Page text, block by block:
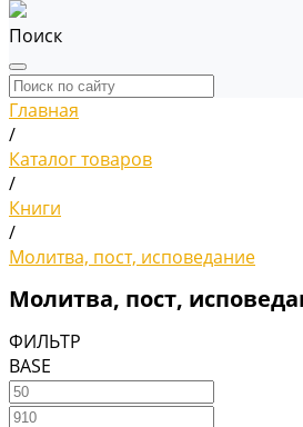
Поиск
Главная
/
Каталог товаров
/
Книги
/
Молитва, пост, исповедание
Молитва, пост,
ФИЛЬТР
BASE